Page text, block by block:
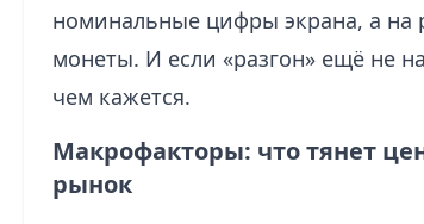
номинальные цифры экрана, а на
монеты. И если «разгон» ещё не
чем кажется.
Макрофакторы: что тянет
рынок